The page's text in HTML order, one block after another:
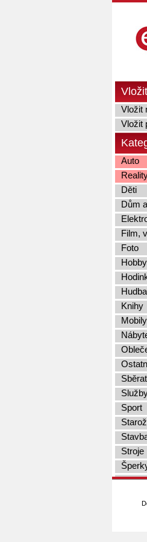
Vložit
Vložit
Auto
Děti
Dům
Film,
Foto
Hudba
Knihy
Mobily
Sport
Stroje